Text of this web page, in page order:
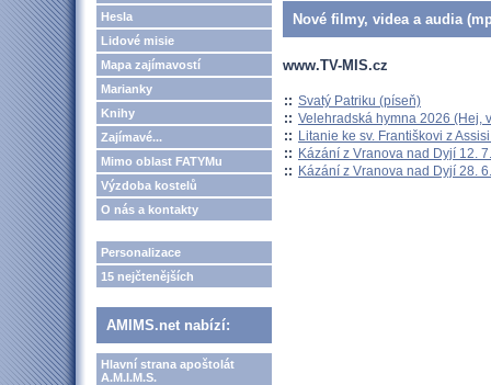
Hesla
Lidové misie
Mapa zajímavostí
Marianky
Knihy
Zajímavé...
Mimo oblast FATYMu
Výzdoba kostelů
O nás a kontakty
Personalizace
15 nejčtenějších
AMIMS.net nabízí:
Hlavní strana apoštolát
A.M.I.M.S.
Nové filmy, videa a audia
www.TV-MIS.cz
:: Svatý Patriku (píseň)
:: Velehradská hymna 2026 (Hej,
:: Litanie ke sv. Františkovi z
:: Kázání z Vranova nad Dyjí 12.
:: Kázání z Vranova nad Dyjí 28.